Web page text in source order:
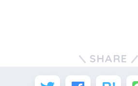
SHARE